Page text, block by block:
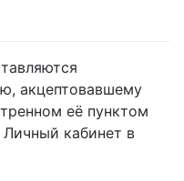
акцептовавшему
её пунктом
кабинет в